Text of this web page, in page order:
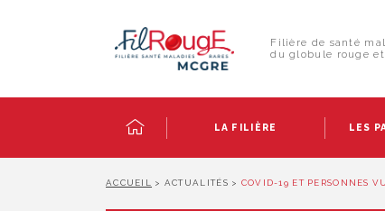
Filière de santé
du globule rouge et
LA FILIÈRE LES
ACCUEIL > ACTUALITÉS > COVID-19 ET PERSONNES